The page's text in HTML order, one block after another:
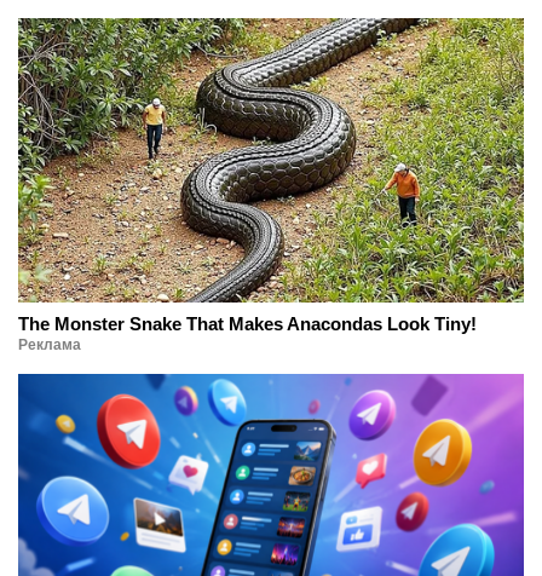
The Monster Snake That Makes Anacondas Look Tiny!
Реклама